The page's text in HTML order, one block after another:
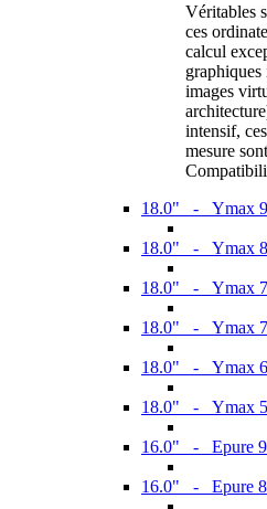
Véritables
ces
calcul
graphiques
images
intensif,
mesure
18.0" - Ymax
18.0" - Ymax
18.0" - Ymax
18.0" - Ymax
18.0" - Ymax
18.0" - Ymax
16.0" - Epure
16.0" - Epure